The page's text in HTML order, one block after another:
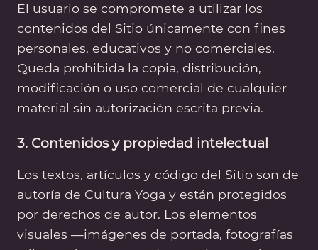
El usuario se compromete a utilizar los
contenidos del Sitio únicamente con fines
personales, educativos y no comerciales.
Queda prohibida la copia, distribución,
modificación o uso comercial de cualquier
material sin autorización escrita previa.
3. Contenidos y propiedad intelectual
Los textos, artículos y código del Sitio son de
autoría de Cultura Yoga y están protegidos
por derechos de autor. Los elementos
visuales —imágenes de portada, fotografías